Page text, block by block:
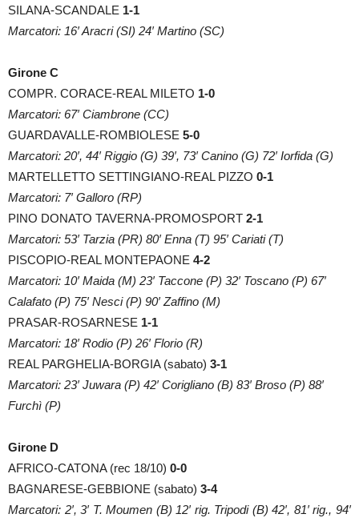
SILANA-SCANDALE 1-1
Marcatori: 16′ Aracri (SI) 24′ Martino (SC)
Girone C
COMPR. CORACE-REAL MILETO 1-0
Marcatori: 67′ Ciambrone (CC)
GUARDAVALLE-ROMBIOLESE 5-0
Marcatori: 20′, 44′ Riggio (G) 39′, 73′ Canino (G) 72′ Iorfida (G)
MARTELLETTO SETTINGIANO-REAL PIZZO 0-1
Marcatori: 7′ Galloro (RP)
PINO DONATO TAVERNA-PROMOSPORT 2-1
Marcatori: 53′ Tarzia (PR) 80′ Enna (T) 95′ Cariati (T)
PISCOPIO-REAL MONTEPAONE 4-2
Marcatori: 10′ Maida (M) 23′ Taccone (P) 32′ Toscano (P) 67′
Calafato (P) 75′ Nesci (P) 90′ Zaffino (M)
PRASAR-ROSARNESE 1-1
Marcatori: 18′ Rodio (P) 26′ Florio (R)
REAL PARGHELIA-BORGIA (sabato) 3-1
Marcatori: 23′ Juwara (P) 42′ Corigliano (B) 83′ Broso (P) 88′
Furchì (P)
Girone D
AFRICO-CATONA (rec 18/10) 0-0
BAGNARESE-GEBBIONE (sabato) 3-4
Marcatori: 2′, 3′ T. Moumen (B) 12′ rig. Tripodi (B) 42′, 81′ rig., 94′